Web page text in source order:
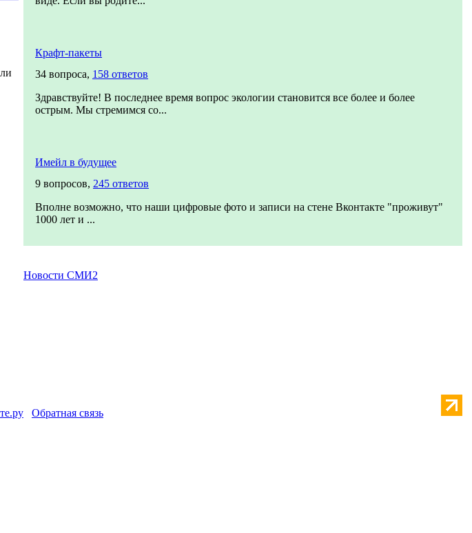
Крафт-пакеты
34 вопроса, 158 ответов
Здравствуйте! В последнее время вопрос экологии становится все более и более
острым. Мы стремимся со...
Имейл в будущее
9 вопросов, 245 ответов
Вполне возможно, что наши цифровые фото и записи на стене Вконтакте "проживут"
1000 лет и ...
Новости СМИ2
Обратная связь